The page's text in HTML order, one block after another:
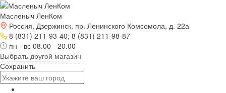
Масленыч ЛенКом
Россия, Дзержинск, пр. Ленинского Комсомола, д. 22а
8 (831) 211-93-40; 8 (831) 211-98-87
пн - вс 08.00 - 20.00
Выбрать другой магазин
Сохранить